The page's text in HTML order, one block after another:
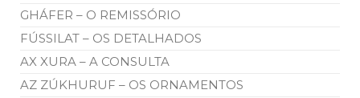
GHÁFER – O REMISSÓRIO
FÚSSILAT – OS DETALHADOS
AX XURA – A CONSULTA
AZ ZÚKHURUF – OS ORNAMENTOS